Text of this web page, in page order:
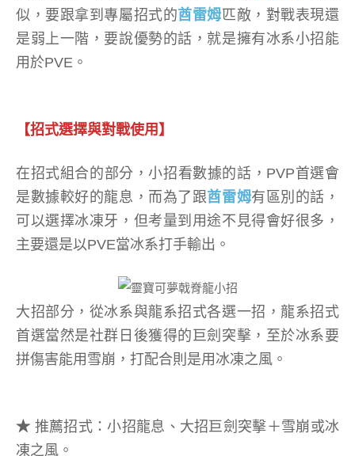
似，要跟拿到專屬招式的酋雷姆匹敵，對戰表現還
是弱上一階，要說優勢的話，就是擁有冰系小招能
用於PVE。
【招式選擇與對戰使用】
在招式組合的部分，小招看數據的話，PVP首選會
是數據較好的龍息，而為了跟酋雷姆有區別的話，
可以選擇冰凍牙，但考量到用途不見得會好很多，
主要還是以PVE當冰系打手輸出。
大招部分，從冰系與龍系招式各選一招，龍系招式
首選當然是社群日後獲得的巨劍突擊，至於冰系要
拼傷害能用雪崩，打配合則是用冰凍之風。
★ 推薦招式：小招龍息、大招巨劍突擊＋雪崩或冰
凍之風。